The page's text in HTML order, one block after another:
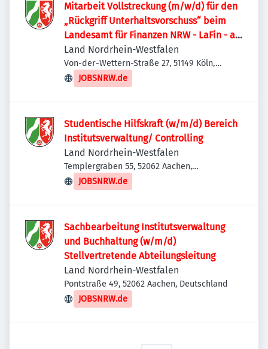
Mitarbeit Vollstreckung (m/w/d) für den
„Rückgriff Unterhaltsvorschuss“ beim
Landesamt für Finanzen NRW - LaFin - am
Standort Köln-Porz
Land Nordrhein-Westfalen
Von-der-Wettern-Straße 27, 51149 Köln,
Deutschland
JOBSNRW.de
Studentische Hilfskraft (w/m/d) Bereich
Institutsverwaltung/ Controlling
Land Nordrhein-Westfalen
Templergraben 55, 52062 Aachen,
Deutschland
JOBSNRW.de
Sachbearbeitung Institutsverwaltung
und Buchhaltung (w/m/d)
Stellvertretende Abteilungsleitung
Land Nordrhein-Westfalen
Pontstraße 49, 52062 Aachen, Deutschland
JOBSNRW.de